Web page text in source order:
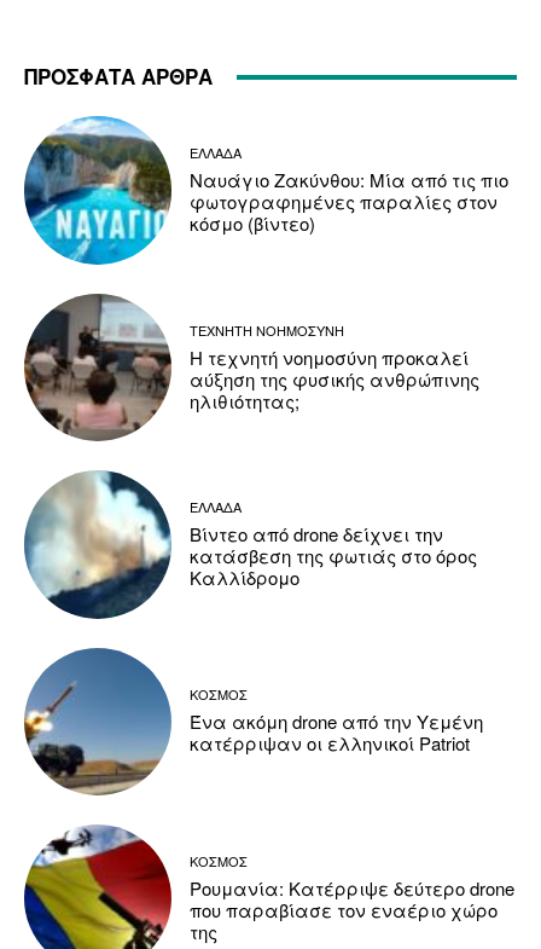
ΠΡΟΣΦΑΤΑ ΑΡΘΡΑ
ΕΛΛΑΔΑ
Ναυάγιο Ζακύνθου: Μία από τις πιο
φωτογραφημένες παραλίες στον
κόσμο (βίντεο)
ΤΕΧΝΗΤΗ ΝΟΗΜΟΣΥΝΗ
Η τεχνητή νοημοσύνη προκαλεί
αύξηση της φυσικής ανθρώπινης
ηλιθιότητας;
ΕΛΛΑΔΑ
Βίντεο από drone δείχνει την
κατάσβεση της φωτιάς στο όρος
Καλλίδρομο
ΚΟΣΜΟΣ
Ένα ακόμη drone από την Υεμένη
κατέρριψαν οι ελληνικοί Patriot
ΚΟΣΜΟΣ
Ρουμανία: Κατέρριψε δεύτερο drone
που παραβίασε τον εναέριο χώρο
της